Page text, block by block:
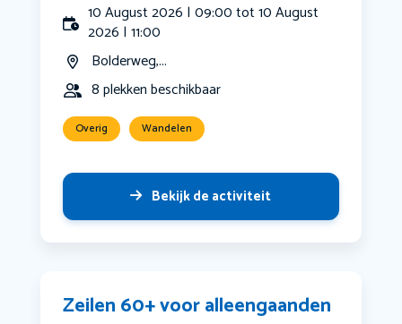
10 August 2026 | 09:00 tot 10 August
2026 | 11:00
Bolderweg,...
8 plekken beschikbaar
Overig Wandelen
Bekijk de activiteit
Zeilen 60+ voor alleengaanden